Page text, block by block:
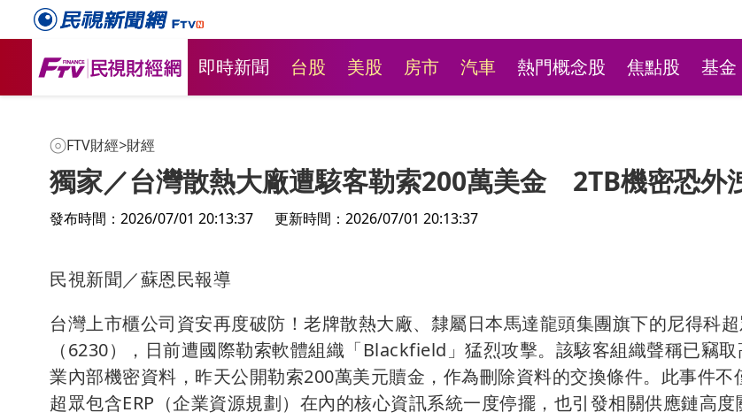
即時新聞 台股 美股 房市 汽車 熱門概念股 焦點股 基金
FTV財經>財經
獨家／台灣散熱大廠遭駭客勒索200萬美金 2TB機密恐外
發布時間：2026/07/01 20:13:37 更新時間：2026/07/01 20:13:37
民視新聞／蘇恩民報導
台灣上市櫃公司資安再度破防！老牌散熱大廠、隸屬日本馬達龍頭集團旗下的尼得科
（6230），日前遭國際勒索軟體組織「Blackfield」猛烈攻擊。該駭客組織聲稱已竊
業內部機密資料，昨天公開勒索200萬美元贖金，作為刪除資料的交換條件。此事件不
超眾包含ERP（企業資源規劃）在內的核心資訊系統一度停擺，也引發相關供應鏈高度
不捨盼「新莊陳意